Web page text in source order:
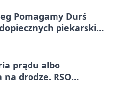
Pomagamy Durś
piekarskich
prądu albo
drodze. RSO